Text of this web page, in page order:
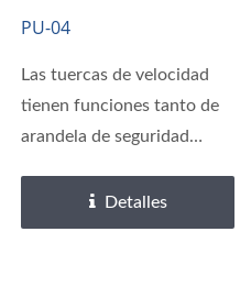
Trivalente Claro
PU-04
Las tuercas de velocidad
tienen funciones tanto de
arandela de seguridad
Detalles